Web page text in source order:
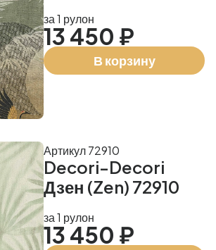
за 1 рулон
13 450 ₽
В корзину
Decori-Decori
Дзен (Zen) 72910
Артикул 72910
за 1 рулон
13 450 ₽